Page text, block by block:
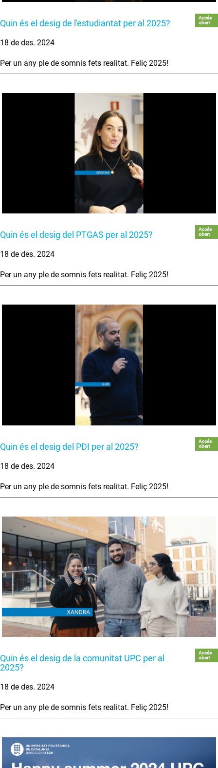
Quin és el desig de l'estudiantat per al 2025?
Accés
obert
18 de des. 2024
Per un any ple de somnis fets realitat. Feliç 2025!
Quin és el desig del PTGAS per al 2025?
Accés
obert
18 de des. 2024
Per un any ple de somnis fets realitat. Feliç 2025!
Quin és el desig del PDI per al 2025?
Accés
obert
18 de des. 2024
Per un any ple de somnis fets realitat. Feliç 2025!
Quin és el desig de la comunitat UPC per al
2025?
Accés
obert
18 de des. 2024
Per un any ple de somnis fets realitat. Feliç 2025!